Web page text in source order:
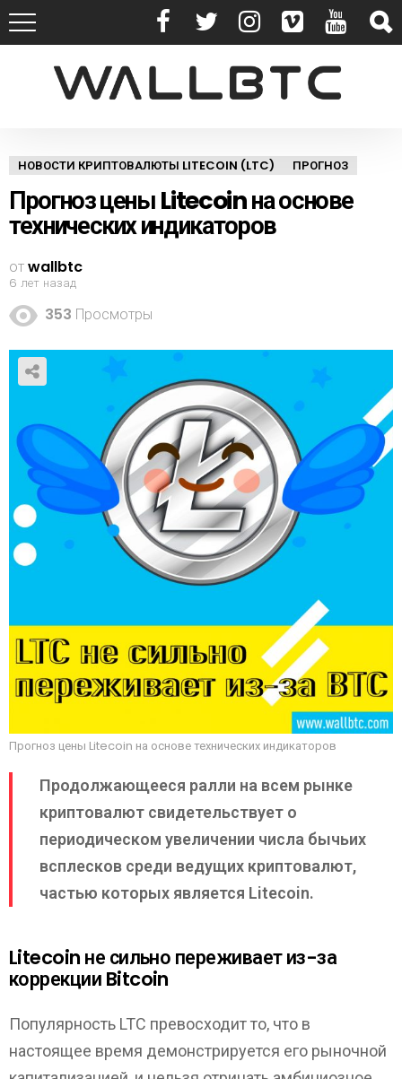
НОВОСТИ КРИПТОВАЛЮТЫ LITECOIN (LTC) ПРОГНОЗ
Прогноз цены Litecoin на основе
технических индикаторов
отwallbtc
6 лет назад
353 Просмотры
Прогноз цены Litecoin на основе технических индикаторов
Продолжающееся ралли на всем рынке
криптовалют свидетельствует о
периодическом увеличении числа бычьих
всплесков среди ведущих криптовалют,
частью которых является Litecoin.
Litecoin не сильно переживает из-за
коррекции Bitcoin
Популярность LTC превосходит то, что в
настоящее время демонстрируется его рыночной